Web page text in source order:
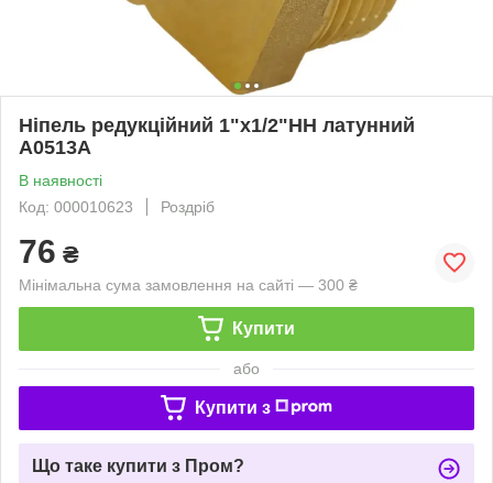
Ніпель редукційний 1"х1/2"НН латунний
А0513А
В наявності
Код: 000010623
Роздріб
76 ₴
Мінімальна сума замовлення на сайті — 300 ₴
Купити
або
Купити з
Що таке купити з Пром?